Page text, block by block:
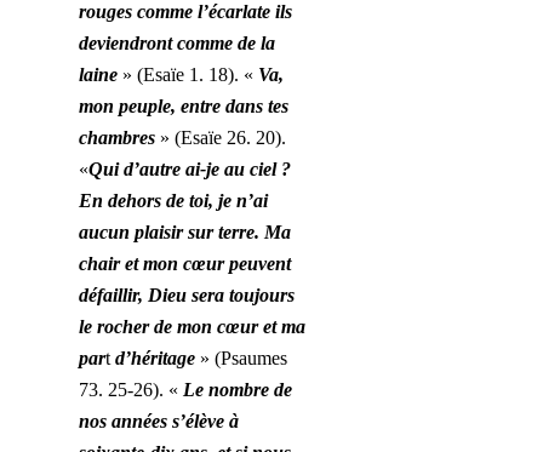
rouges comme l’écarlate ils
deviendront comme de la
laine » (Esaïe 1. 18). « Va,
mon peuple, entre dans tes
chambres » (Esaïe 26. 20).
«Qui d’autre ai-je au ciel ?
En dehors de toi, je n’ai
aucun plaisir sur terre. Ma
chair et mon cœur peuvent
défaillir, Dieu sera toujours
le rocher de mon cœur et ma
part d’héritage » (Psaumes
73. 25-26). « Le nombre de
nos années s’élève à